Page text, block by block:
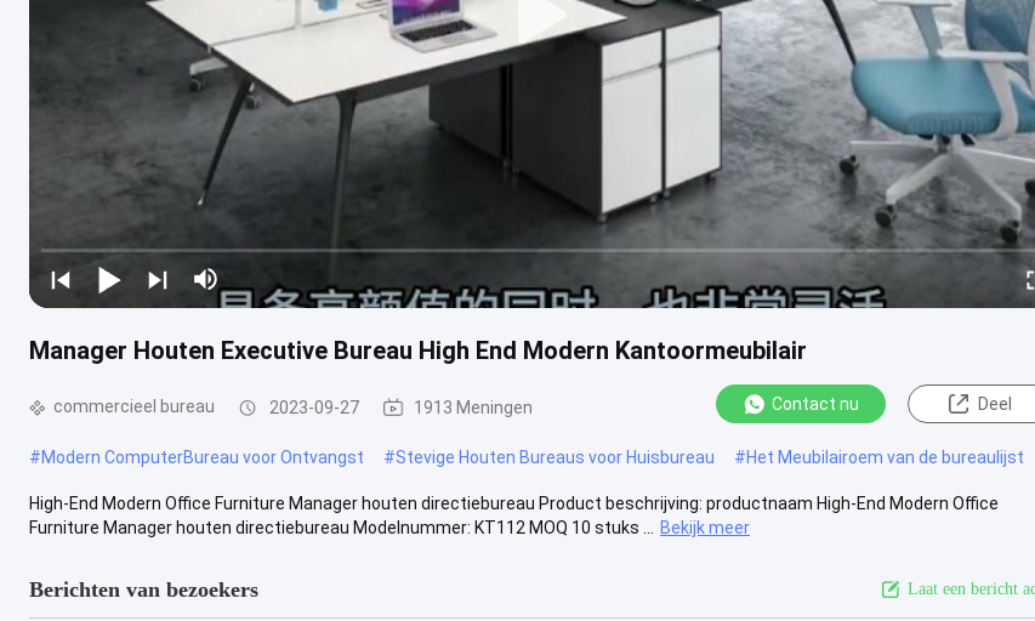
Manager Houten Executive Bureau High End Modern Kantoormeubilair
commercieel bureau 2023-09-27 1913 Meningen Contact nu Deel
#Modern ComputerBureau voor Ontvangst #Stevige Houten Bureaus voor Huisbureau #Het Meubilairoem van de bureaulijst
High-End Modern Office Furniture Manager houten directiebureau Product beschrijving: productnaam High-End Modern Office
Furniture Manager houten directiebureau Modelnummer: KT112 MOQ 10 stuks ...
Bekijk meer
Berichten van bezoekers Laat een bericht